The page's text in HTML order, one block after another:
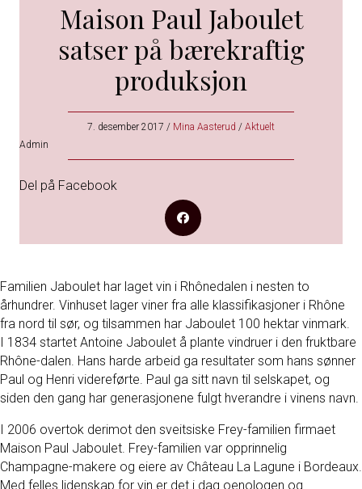
Maison Paul Jaboulet
satser på bærekraftig
produksjon
7. desember 2017 / Mina Aasterud / Aktuelt
Admin
Del på Facebook
Familien Jaboulet har laget vin i Rhônedalen i nesten to
århundrer. Vinhuset lager viner fra alle klassifikasjoner i Rhône
fra nord til sør, og tilsammen har Jaboulet 100 hektar vinmark.
I 1834 startet Antoine Jaboulet å plante vindruer i den fruktbare
Rhône-dalen. Hans harde arbeid ga resultater som hans sønner
Paul og Henri videreførte. Paul ga sitt navn til selskapet, og
siden den gang har generasjonene fulgt hverandre i vinens navn.
I 2006 overtok derimot den sveitsiske Frey-familien firmaet
Maison Paul Jaboulet. Frey-familien var opprinnelig
Champagne-makere og eiere av Château La Lagune i Bordeaux.
Med felles lidenskap for vin er det i dag oenologen og